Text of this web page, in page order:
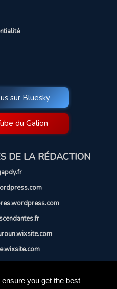
you get the best
sur Bluesky
du Galion
DE LA RÉDACTION